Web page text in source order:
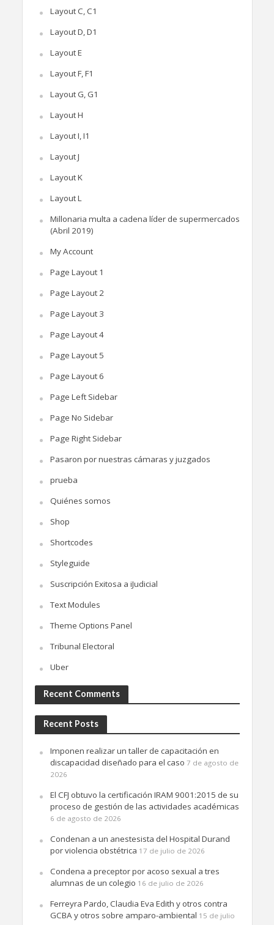
Layout C, C1
Layout D, D1
Layout E
Layout F, F1
Layout G, G1
Layout H
Layout I, I1
Layout J
Layout K
Layout L
Millonaria multa a cadena líder de supermercados
(Abril 2019)
My Account
Page Layout 1
Page Layout 2
Page Layout 3
Page Layout 4
Page Layout 5
Page Layout 6
Page Left Sidebar
Page No Sidebar
Page Right Sidebar
Pasaron por nuestras cámaras y juzgados
prueba
Quiénes somos
Shop
Shortcodes
Styleguide
Suscripción Exitosa a iJudicial
Text Modules
Theme Options Panel
Tribunal Electoral
Uber
Recent Comments
Recent Posts
Imponen realizar un taller de capacitación en
discapacidad diseñado para el caso 7 de agosto de
2026
El CFJ obtuvo la certificación IRAM 9001:2015 de su
proceso de gestión de las actividades académicas
6 de agosto de 2026
Condenan a un anestesista del Hospital Durand
por violencia obstétrica 17 de julio de 2026
Condena a preceptor por acoso sexual a tres
alumnas de un colegio 16 de julio de 2026
Ferreyra Pardo, Claudia Eva Edith y otros contra
GCBA y otros sobre amparo-ambiental 15 de julio